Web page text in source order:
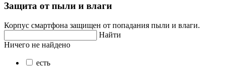
Защита от пыли и влаги
Корпус смартфона защищен от попадания пыли и влаги.
Найти
Ничего не найдено
есть